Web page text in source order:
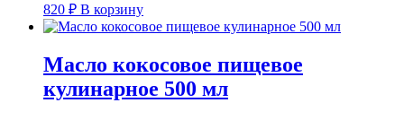
820 ₽ В корзину
Масло кокосовое пищевое
кулинарное 500 мл